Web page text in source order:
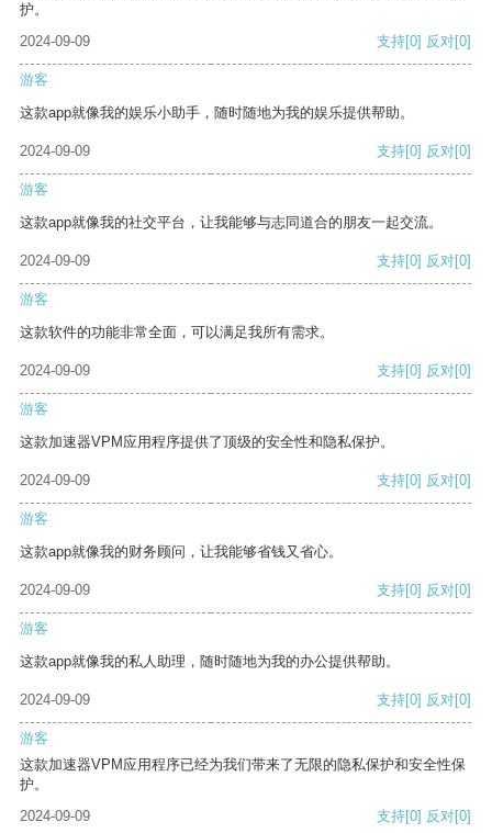
护。
2024-09-09
支持[0] 反对[0]
游客
这款app就像我的娱乐小助手，随时随地为我的娱乐提供帮助。
2024-09-09 支持[0] 反对[0]
游客
这款app就像我的社交平台，让我能够与志同道合的朋友一起交流。
2024-09-09 支持[0] 反对[0]
游客
这款软件的功能非常全面，可以满足我所有需求。
2024-09-09 支持[0] 反对[0]
游客
这款加速器VPM应用程序提供了顶级的安全性和隐私保护。
2024-09-09 支持[0] 反对[0]
游客
这款app就像我的财务顾问，让我能够省钱又省心。
2024-09-09 支持[0] 反对[0]
游客
这款app就像我的私人助理，随时随地为我的办公提供帮助。
2024-09-09 支持[0] 反对[0]
游客
这款加速器VPM应用程序已经为我们带来了无限的隐私保护和安全性保
护。
2024-09-09
支持[0] 反对[0]